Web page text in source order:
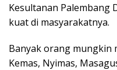
Kesultanan Palembang
kuat di masyarakatnya.
Banyak orang mungkin
Kemas, Nyimas,